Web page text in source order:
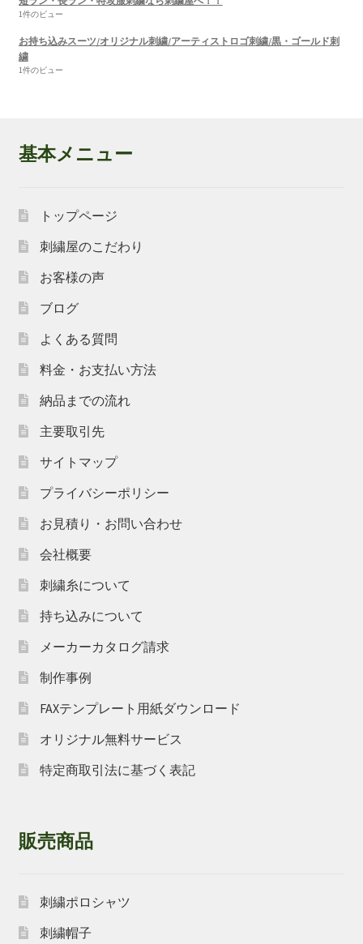
1件のビュー
お持ち込みスーツ/オリジナル刺繍/アーティストロゴ刺繍/黒・ゴールド刺
繍
1件のビュー
基本メニュー
トップページ
刺繍屋のこだわり
お客様の声
ブログ
よくある質問
料金・お支払い方法
納品までの流れ
主要取引先
サイトマップ
プライバシーポリシー
お見積り・お問い合わせ
会社概要
刺繍糸について
持ち込みについて
メーカーカタログ請求
制作事例
FAXテンプレート用紙ダウンロード
オリジナル無料サービス
特定商取引法に基づく表記
販売商品
刺繍ポロシャツ
刺繍帽子